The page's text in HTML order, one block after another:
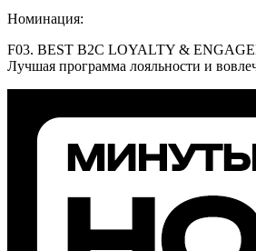
Номинация:
F03. BEST B2C LOYALTY &
Лучшая программа лояльности и